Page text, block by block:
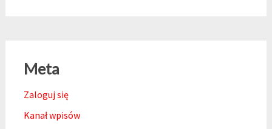
Meta
Zaloguj się
Kanał wpisów